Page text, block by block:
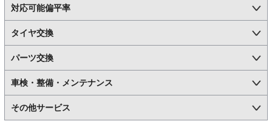
対応可能偏平率
タイヤ交換
パーツ交換
車検・整備・メンテナンス
その他サービス